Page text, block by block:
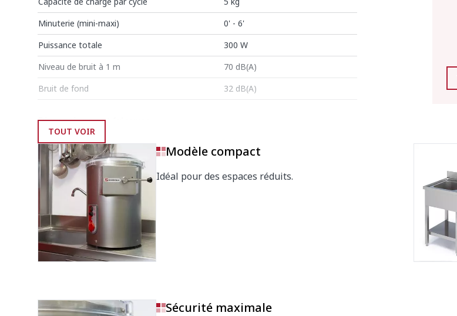
Minuterie (mini-maxi)
0' - 6'
Puissance totale
300 W
Niveau de bruit à 1 m
70 dB(A)
Bruit de fond
32 dB(A)
Dimensions extérieures
Largeur
Profondeur
Hauteur
490 mm
Dimensions extérieures avec socle
Largeur avec socle
Profondeur avec socle
TOUT VOIR
Modèle compact
Idéal pour des espaces réduits.
Sécurité maximale